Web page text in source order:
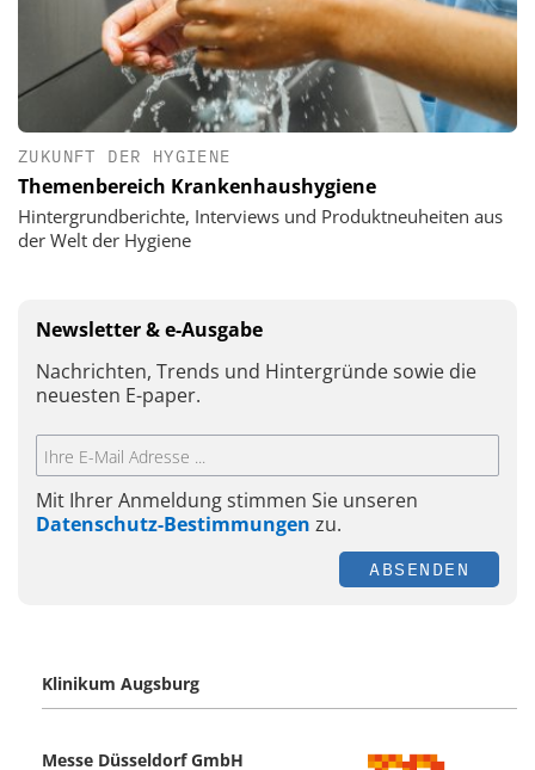
ZUKUNFT DER HYGIENE
Themenbereich Krankenhaushygiene
Hintergrundberichte, Interviews und Produktneuheiten aus
der Welt der Hygiene
Newsletter & e-Ausgabe
Nachrichten, Trends und Hintergründe sowie die
neuesten E-paper.
Mit Ihrer Anmeldung stimmen Sie unseren
Datenschutz-Bestimmungen zu.
ABSENDEN
Klinikum Augsburg
Messe Düsseldorf GmbH